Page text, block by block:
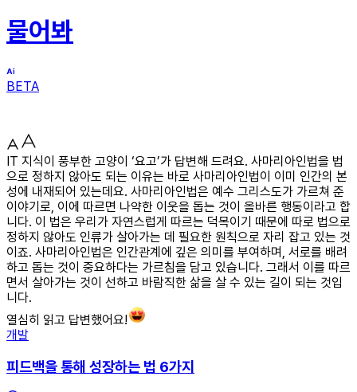
물어봐
BETA
IT 지식이 풍부한 고양이 ‘요고’가 답변해 드려요. 사마리아인법을 법
으로 정하지 않아도 되는 이유는 바로 사마리아인법이 이미 인간의 본
성에 내재되어 있는데요. 사마리아인법은 예수 그리스도가 가르쳐 준
이야기로, 이에 따르면 나약한 이웃을 돕는 것이 올바른 행동이라고 합
니다. 이 법은 우리가 자연스럽게 따르는 덕목이기 때문에 따로 법으로
정하지 않아도 인류가 살아가는 데 필요한 원칙으로 자리 잡고 있는 것
이죠. 사마리아인법은 인간관계에 깊은 의미를 부여하며, 서로를 배려
하고 돕는 것이 중요하다는 가르침을 담고 있습니다. 그래서 이를 따르
면서 살아가는 것이 선하고 바람직한 삶을 살 수 있는 길이 되는 것입
니다.
열심히 읽고 답변했어요!
개발
피드백을 통해 성장하는 법 6가지